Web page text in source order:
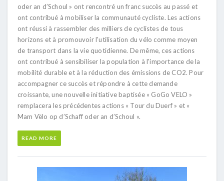
oder an d’Schoul » ont rencontré un franc succès au passé et
ont contribué à mobiliser la communauté cycliste. Les actions
ont réussi à rassembler des milliers de cyclistes de tous
horizons et à promouvoir l'utilisation du vélo comme moyen
de transport dans la vie quotidienne. De même, ces actions
ont contribué à sensibiliser la population à l'importance de la
mobilité durable et à la réduction des émissions de CO2. Pour
accompagner ce succès et répondre à cette demande
croissante, une nouvelle initiative baptisée « GoGo VELO »
remplacera les précédentes actions « Tour du Duerf » et «
Mam Vëlo op d’Schaff oder an d’Schoul ».
READ MORE